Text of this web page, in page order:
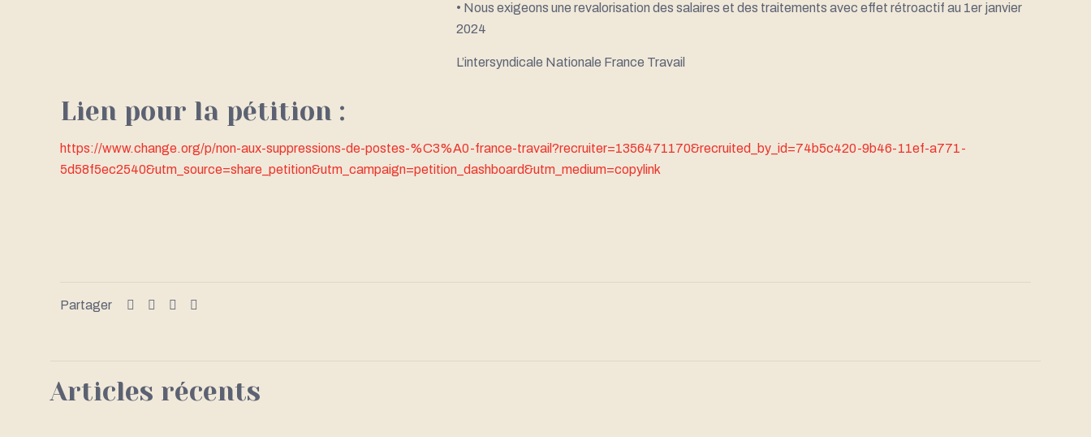
• Nous exigeons une revalorisation des salaires et des traitements avec effet rétroactif au 1er janvier
2024
L’intersyndicale Nationale France Travail
Lien pour la pétition :
https://www.change.org/p/non-aux-suppressions-de-postes-%C3%A0-france-travail?recruiter=1356471170&recruited_by_id=74b5c420-9b46-11ef-a771-
5d58f5ec2540&utm_source=share_petition&utm_campaign=petition_dashboard&utm_medium=copylink
Partager
Articles récents